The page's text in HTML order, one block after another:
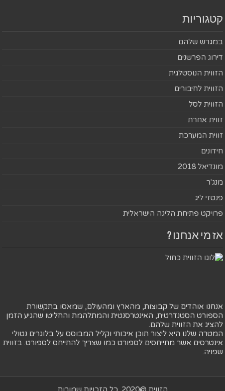
קטגוריות
במגרש שלהם
דירוג הפרשנים
הזווית הנוסטלגית
הזווית לחיבורים
הזווית לסל
זווית אחרת
זווית המערכת
חידונים
מונדיאל 2018
מנג'ר
פנטזי ליג
פרויקט פתיחת הליגה הישראלית
אז מי אנחנו ?
אנחנו אוהדים של קבוצות, מהארץ ומהעולם, שמאסו בתקשורת
הספורט הסטנדרטית, האינטרסנטית והמתלהמת והחליטו שהגיע הזמן
להציג את הזווית שלהם.
המטרה שלנו היא ליצור תוכן איכותי וקליל המבוסס על בלוגרים נטולי
אינטרסים אשר מתייחסים לספורט כמו שצריך להתייחס לספורט. בזווית
שפויה.